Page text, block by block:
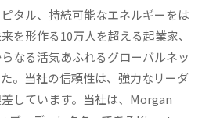
タル、持続可能なエネルギーをは
を形作る10万人を超える起業家、
なる活気あふれるグローバルネッ
。当社の信頼性は、強力なリーダ
しています。当社は、Morgan